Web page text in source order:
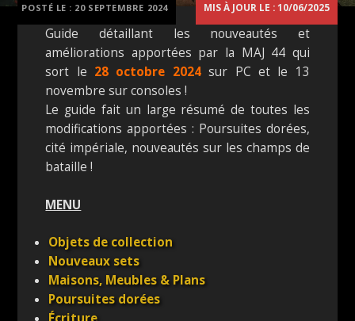
MIS À JOUR LE : 10/06/2025
Guide détaillant les nouveautés et
améliorations apportées par la MAJ 44 qui
sort le 28 octobre 2024sur PC et le 13
novembre sur consoles !
Le guide fait un large résumé de toutes les
modifications apportées : Poursuites dorées,
cité impériale, nouveautés sur les champs de
bataille !
MENU
Objets de collection
Nouveaux sets
Maisons, Meubles & Plans
Poursuites dorées
POSTÉ LE : 20 SEPTEMBRE 2024